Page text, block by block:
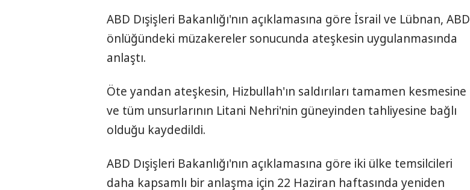
ABD Dışişleri Bakanlığı'nın açıklamasına göre İsrail ve Lübnan, ABD
önlüğündeki müzakereler sonucunda ateşkesin uygulanmasında
anlaştı.
Öte yandan ateşkesin, Hizbullah'ın saldırıları tamamen kesmesine
ve tüm unsurlarının Litani Nehri'nin güneyinden tahliyesine bağlı
olduğu kaydedildi.
ABD Dışişleri Bakanlığı'nın açıklamasına göre iki ülke temsilcileri
daha kapsamlı bir anlaşma için 22 Haziran haftasında yeniden